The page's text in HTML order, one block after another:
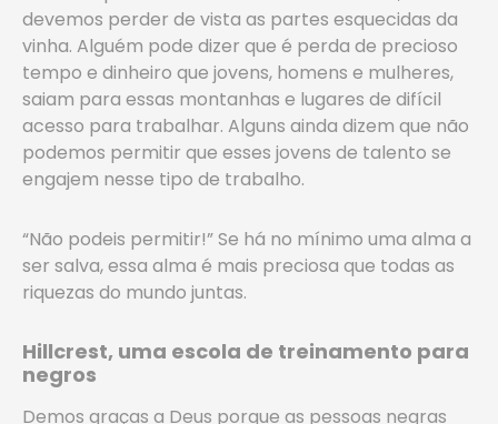
devemos perder de vista as partes esquecidas da
vinha. Alguém pode dizer que é perda de precioso
tempo e dinheiro que jovens, homens e mulheres,
saiam para essas montanhas e lugares de difícil
acesso para trabalhar. Alguns ainda dizem que não
podemos permitir que esses jovens de talento se
engajem nesse tipo de trabalho.
“Não podeis permitir!” Se há no mínimo uma alma a
ser salva, essa alma é mais preciosa que todas as
riquezas do mundo juntas.
Hillcrest, uma escola de treinamento para
negros
Demos graças a Deus porque as pessoas negras